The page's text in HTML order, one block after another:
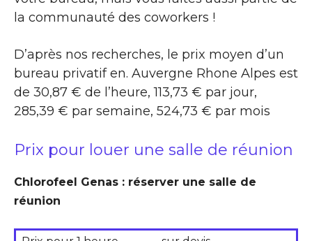
la communauté des coworkers !
D’après nos recherches, le prix moyen d’un
bureau privatif en. Auvergne Rhone Alpes est
de 30,87 € de l’heure, 113,73 € par jour,
285,39 € par semaine, 524,73 € par mois
Prix pour louer une salle de réunion
Chlorofeel Genas : réserver une salle de
réunion